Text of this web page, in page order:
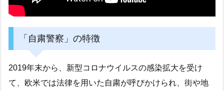
「自粛警察」の特徴
2019年末から、新型コロナウイルスの感染拡大を受け
て、欧米では法律を用いた自粛が呼びかけられ、街や地